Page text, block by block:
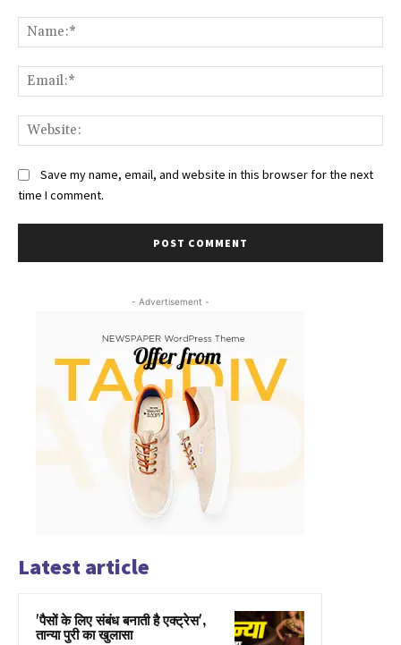
Save my name, email, and website in this browser for the next
time I comment.
- Advertisement -
Latest article
'पैसों के लिए संबंध बनाती है एक्ट्रेस',
तान्या पुरी का खुलासा